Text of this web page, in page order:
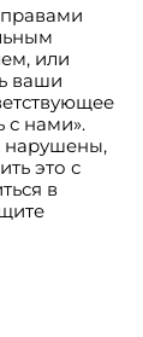
правами
или
ваши
с нами».
нарушены,
это с
в